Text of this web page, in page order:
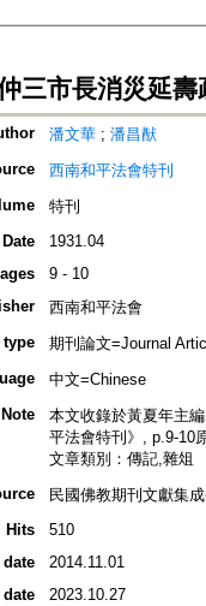
三市長消災延壽
潘文華 ; 潘昌猷
西南和平法會特刊
特刊
Date
1931.04
9 - 10
西南和平法會
type
期刊論文=Journal
中文=Chinese
Note
本文收錄於黃夏年主
平法會特刊》, p.9-10
文章類別：傳記,雜俎
民國佛教期刊文獻集
Hits
510
date
2014.11.01
2023.10.27